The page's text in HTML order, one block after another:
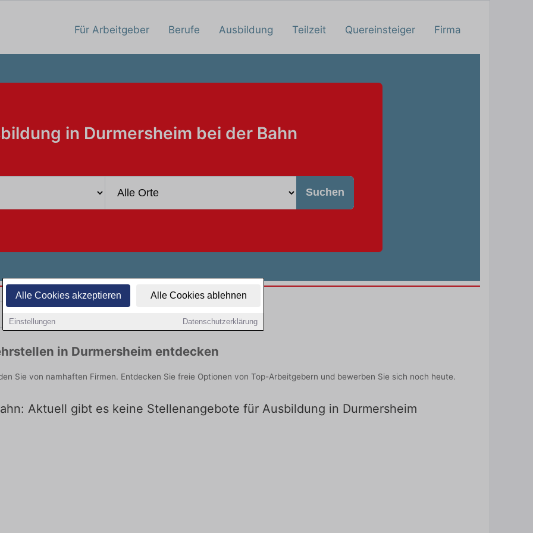
Alle Cookies akzeptieren Alle Cookies ablehnen
Einstellungen Datenschutzerklärung
Für Arbeitgeber Berufe Ausbildung Teilzeit Quereinsteiger Firma
in Durmersheim bei der Bahn
Suchen
in Durmersheim entdecken
Sie von namhaften Firmen. Entdecken Sie freie Optionen von Top-Arbeitgebern und bewerben Sie sich noch heute.
Aktuell gibt es keine Stellenangebote für Ausbildung in Durmersheim